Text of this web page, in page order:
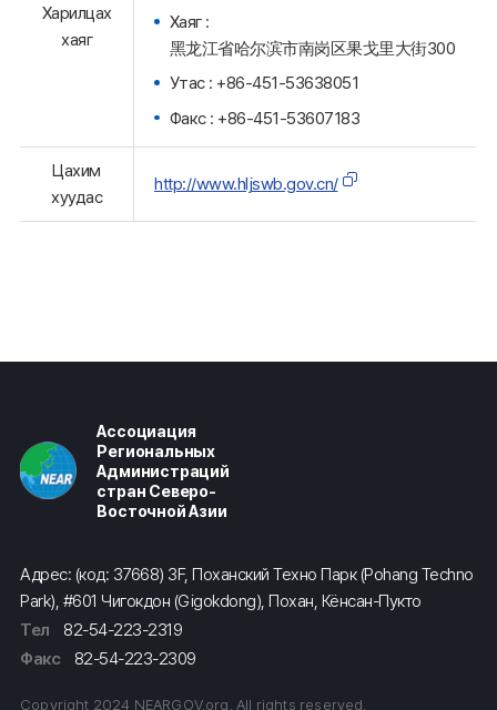
Харилцах
хаяг
Хаяг :
黑龙江省哈尔滨市南岗区果戈里大街300
Утас : +86-451-53638051
Факс : +86-451-53607183
Цахим
хуудас
http://www.hljswb.gov.cn/
Ассоциация
Региональных
Администраций
стран Северо-
Восточной Азии
Адрес: (код: 37668) 3F, Поханский Техно Парк (Pohang Techno
Park), #601 Чигокдон (Gigokdong), Похан, Кёнсан-Пукто
Тел
82-54-223-2319
Факс
82-54-223-2309
Copyright 2024 NEARGOV.org. All rights reserved.